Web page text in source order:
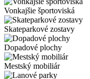
Vonkajšie športoviská
Skateparkové zostavy
Dopadové plochy
Mestský mobiliár